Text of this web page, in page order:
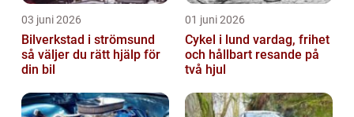
03 juni 2026
Bilverkstad i strömsund
så väljer du rätt hjälp för
din bil
01 juni 2026
Cykel i lund vardag, frihet
och hållbart resande på
två hjul